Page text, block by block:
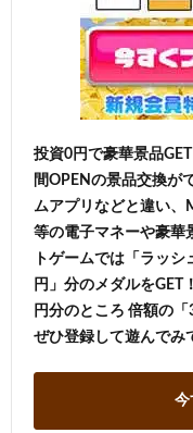
投資0円で豪華景品
間OPENの景品交換が
ムアプリなどと違い、
等の電子マネーや豪華
トゲームでは「ラッ
円」分のメダルをGET
円分のところ 倍額の
ぜひ登録して遊んでみ
今